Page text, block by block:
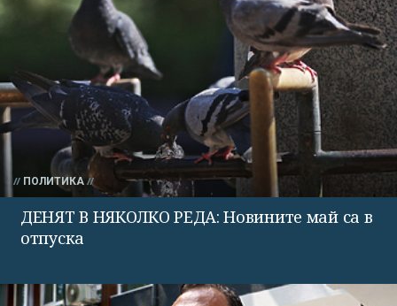
ПОЛИТИКА
ДЕНЯТ В НЯКОЛКО РЕДА: Новините май са в
отпуска